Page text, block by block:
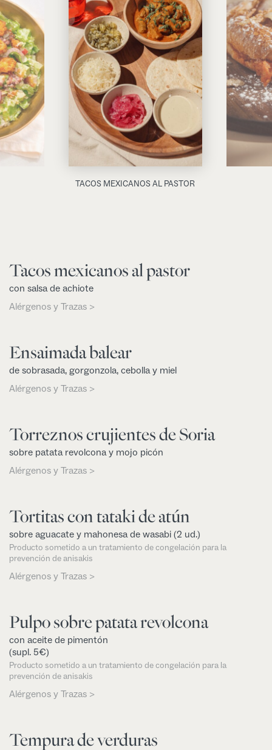
TACOS MEXICANOS AL PASTOR
Tacos mexicanos al pastor
con salsa de achiote
Alérgenos y Trazas >
Ensaimada balear
de sobrasada, gorgonzola, cebolla y miel
Alérgenos y Trazas >
Torreznos crujientes de Soria
sobre patata revolcona y mojo picón
Alérgenos y Trazas >
Tortitas con tataki de atún
sobre aguacate y mahonesa de wasabi (2 ud.)
Producto sometido a un tratamiento de congelación para la
prevención de anisakis
Alérgenos y Trazas >
Pulpo sobre patata revolcona
con aceite de pimentón
(supl. 5€)
Producto sometido a un tratamiento de congelación para la
prevención de anisakis
Alérgenos y Trazas >
Tempura de verduras